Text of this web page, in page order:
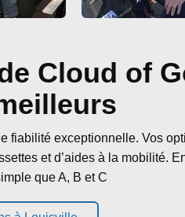
Cloud of
exceptionnelle. Vos
et d’aides à la mobilité.
que A, B et C